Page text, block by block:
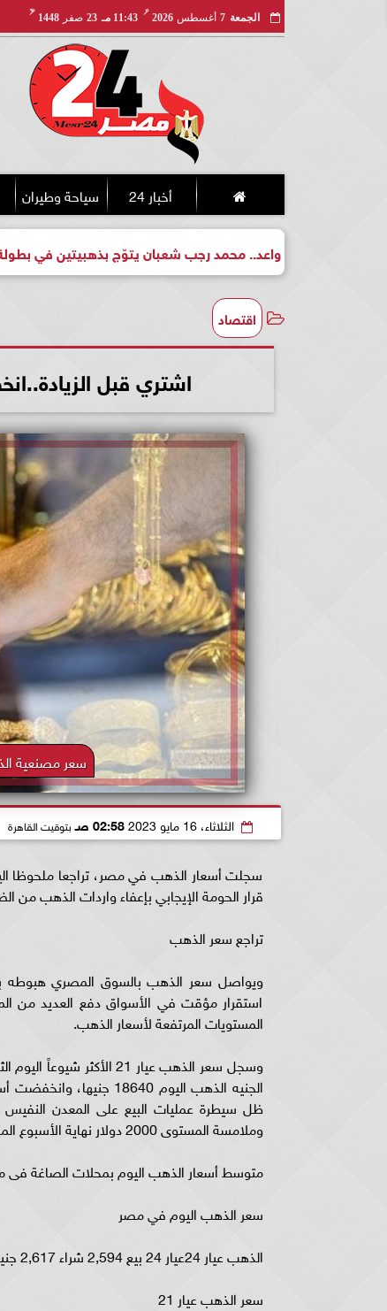
الجمعة 7 أغسطس 2026
مـ
11:43 مـ 23 صفر 1448
هـ
أخبار 24 سياحة وطيران
لبطل واعد.. محمد رجب شعبان يتوّج بذهبيتين في بطولة
اقتصاد
اشتري قبل
سعر مصنعية
الثلاثاء، 16 مايو 2023 02:58 صـ بتوقيت القاهرة
سجلت أسعار الذهب في مصر، تراجعا ملحوظا
قرار الحومة الإيجابي بإعفاء واردات الذهب من
تراجع سعر الذهب
ويواصل سعر الذهب بالسوق المصري
استقرار مؤقت في الأسواق دفع العديد من
المستويات المرتفعة لأسعار الذهب.
ظل سيطرة عمليات البيع على المعدن النفيس
وملامسة المستوى 2000 دولار نهاية الأسبوع الماضي، بحسب جولد بيليون.
متوسط أسعار الذهب اليوم بمحلات الصاغة
سعر الذهب اليوم في مصر
الذهب عيار 24عيار 24 بيع 2,594 شراء 2,617 جنيهاالذهب عيار 22عيار 22 بيع 2,378 شراء 2,399 جنيها
سعر الذهب عيار 21